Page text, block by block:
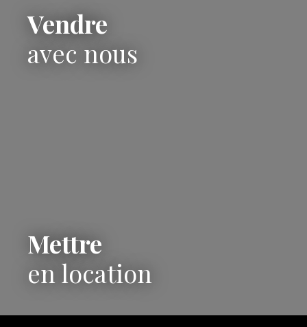
Vendre
avec nous
Mettre
en location